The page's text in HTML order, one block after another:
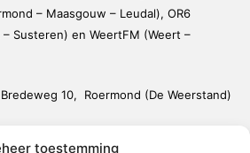
toestemming
– Maasgouw – Leudal), OR6
– Susteren) en WeertFM (Weert –
10, Roermond (De Weerstand)